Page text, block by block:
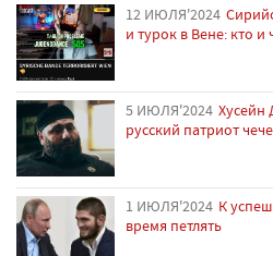
12 ИЮЛЯ'2024
и турок в Вене: кто и
5 ИЮЛЯ'2024 Хусейн
русский патриот
1 ИЮЛЯ'2024 К
время петлять